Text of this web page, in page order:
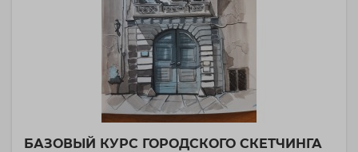
БАЗОВЫЙ КУРС ГОРОДСКОГО СКЕТЧИНГА